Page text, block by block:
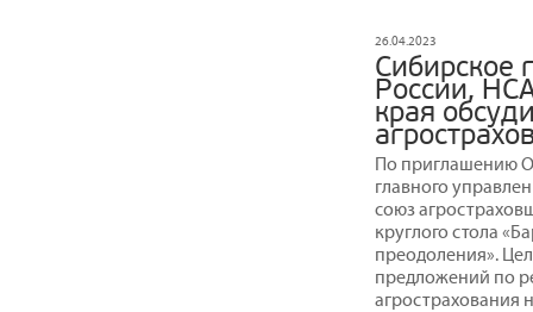
26.04.2023
Сибирское
России,
края
По приглашению
главного
союз
круглого стола
преодоления».
предложений по
агрострахования